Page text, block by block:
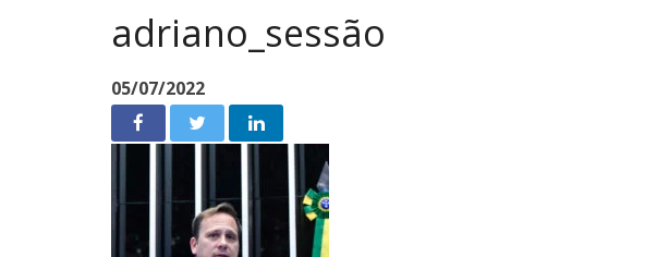
adriano_sessão
05/07/2022